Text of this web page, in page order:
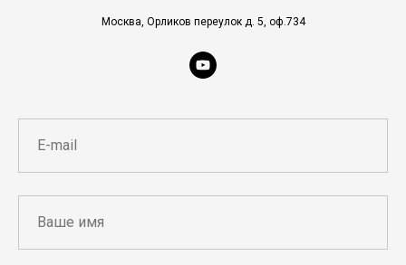
Москва, Орликов переулок д. 5, оф.734